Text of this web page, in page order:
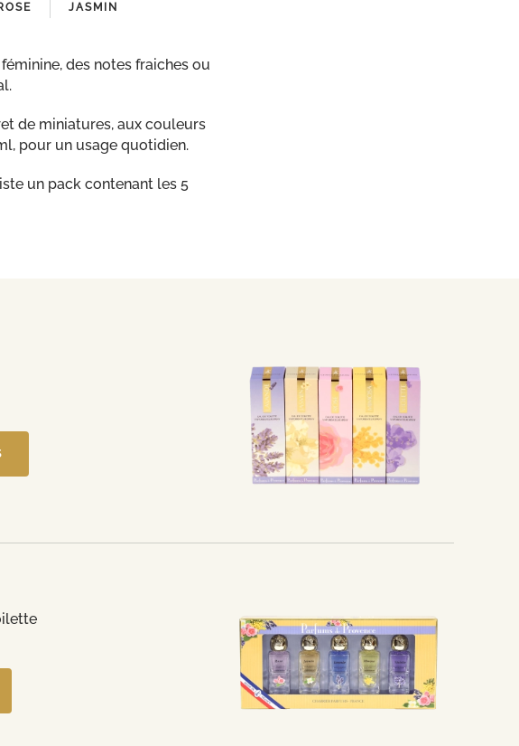
JASMIN
des notes fraiches ou
de miniatures, aux couleurs
pour un usage quotidien.
un pack contenant les 5